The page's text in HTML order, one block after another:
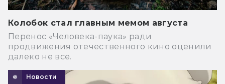
Колобок стал главным мемом августа
Перенос «Человека-паука» ради
продвижения отечественного кино оценили
далеко не все.
Новости